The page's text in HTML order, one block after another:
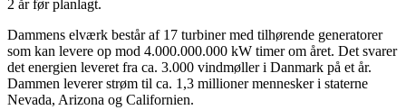
2 år før planlagt.
Dammens elværk består af 17 turbiner med tilhørende generatorer
som kan levere op mod 4.000.000.000 kW timer om året. Det svarer
det energien leveret fra ca. 3.000 vindmøller i Danmark på et år.
Dammen leverer strøm til ca. 1,3 millioner mennesker i staterne
Nevada, Arizona og Californien.